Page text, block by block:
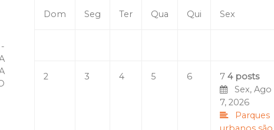
Dom Seg Ter Qua Qui Sex
2 3 4 5 6 7 4 posts
Sex, Ago
7, 2026
Parques